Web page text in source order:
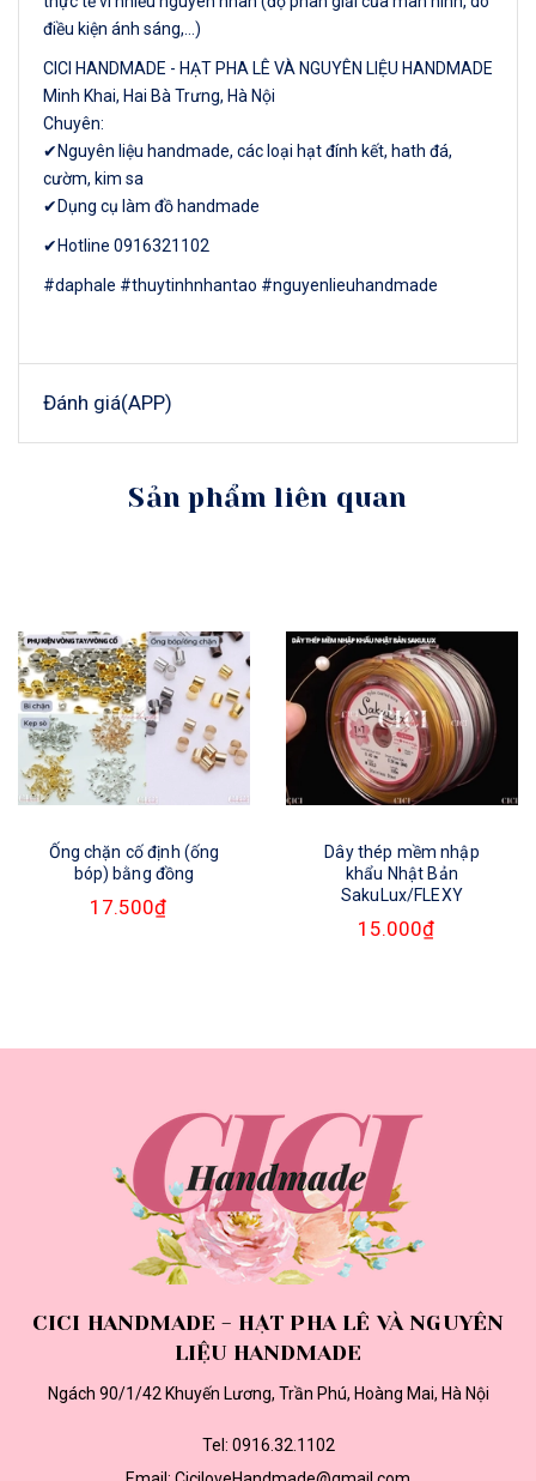
điều kiện ánh sáng,…)
CICI HANDMADE - HẠT PHA LÊ VÀ NGUYÊN LIỆU HANDMADE
Minh Khai, Hai Bà Trưng, Hà Nội
Chuyên:
✔Nguyên liệu handmade, các loại hạt đính kết, hath đá,
cườm, kim sa
✔Dụng cụ làm đồ handmade
✔Hotline 0916321102
#daphale #thuytinhnhantao #nguyenlieuhandmade
Đánh giá(APP)
Sản phẩm liên quan
Ống chặn cố định (ống
bóp) bằng đồng
17.500₫
Dây thép mềm nhập
khẩu Nhật Bản
SakuLux/FLEXY
15.000₫
CICI HANDMADE - HẠT PHA LÊ VÀ NGUYÊN
LIỆU HANDMADE
Ngách 90/1/42 Khuyến Lương, Trần Phú, Hoàng Mai, Hà Nội
Tel: 0916.32.1102